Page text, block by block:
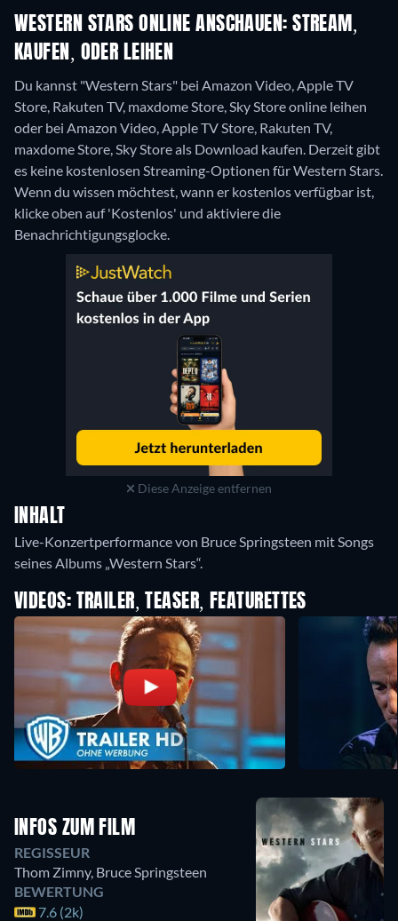
WESTERN STARS ONLINE ANSCHAUEN: STREAM,
KAUFEN, ODER LEIHEN
Du kannst "Western Stars" bei Amazon Video, Apple TV
Store, Rakuten TV, maxdome Store, Sky Store online leihen
oder bei Amazon Video, Apple TV Store, Rakuten TV,
maxdome Store, Sky Store als Download kaufen. Derzeit gibt
es keine kostenlosen Streaming-Optionen für Western Stars.
Wenn du wissen möchtest, wann er kostenlos verfügbar ist,
klicke oben auf 'Kostenlos' und aktiviere die
Benachrichtigungsglocke.
Diese Anzeige entfernen
INHALT
Live-Konzertperformance von Bruce Springsteen mit Songs
seines Albums „Western Stars“.
VIDEOS: TRAILER, TEASER, FEATURETTES
INFOS ZUM FILM
REGISSEUR
Thom Zimny, Bruce Springsteen
BEWERTUNG
7.6 (2k)